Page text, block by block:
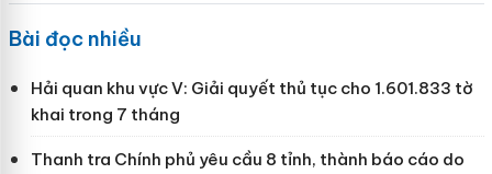
Bài đọc nhiều
Hải quan khu vực V: Giải quyết thủ tục cho 1.601.833 tờ
khai trong 7 tháng
Thanh tra Chính phủ yêu cầu 8 tỉnh, thành báo cáo do